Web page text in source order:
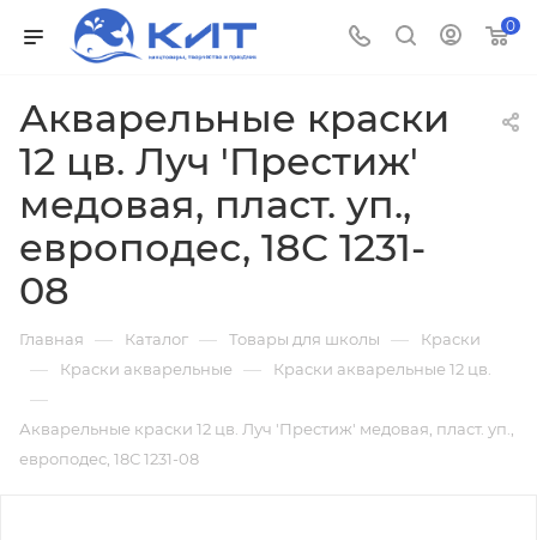
0
Акварельные краски
12 цв. Луч 'Престиж'
медовая, пласт. уп.,
европодес, 18С 1231-
08
Главная — Каталог — Товары для школы — Краски
— Краски акварельные — Краски акварельные 12 цв.
—
Акварельные краски 12 цв. Луч 'Престиж' медовая, пласт. уп.,
европодес, 18С 1231-08